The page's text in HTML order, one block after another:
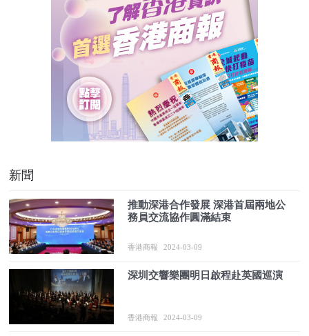
新聞
推動深港合作發展 深港首屆兩地公
務員交流協作圓滿結束
香港商報 2024-03-09
深圳交響樂團明日啟程赴英國巡演
香港商報 2024-03-09